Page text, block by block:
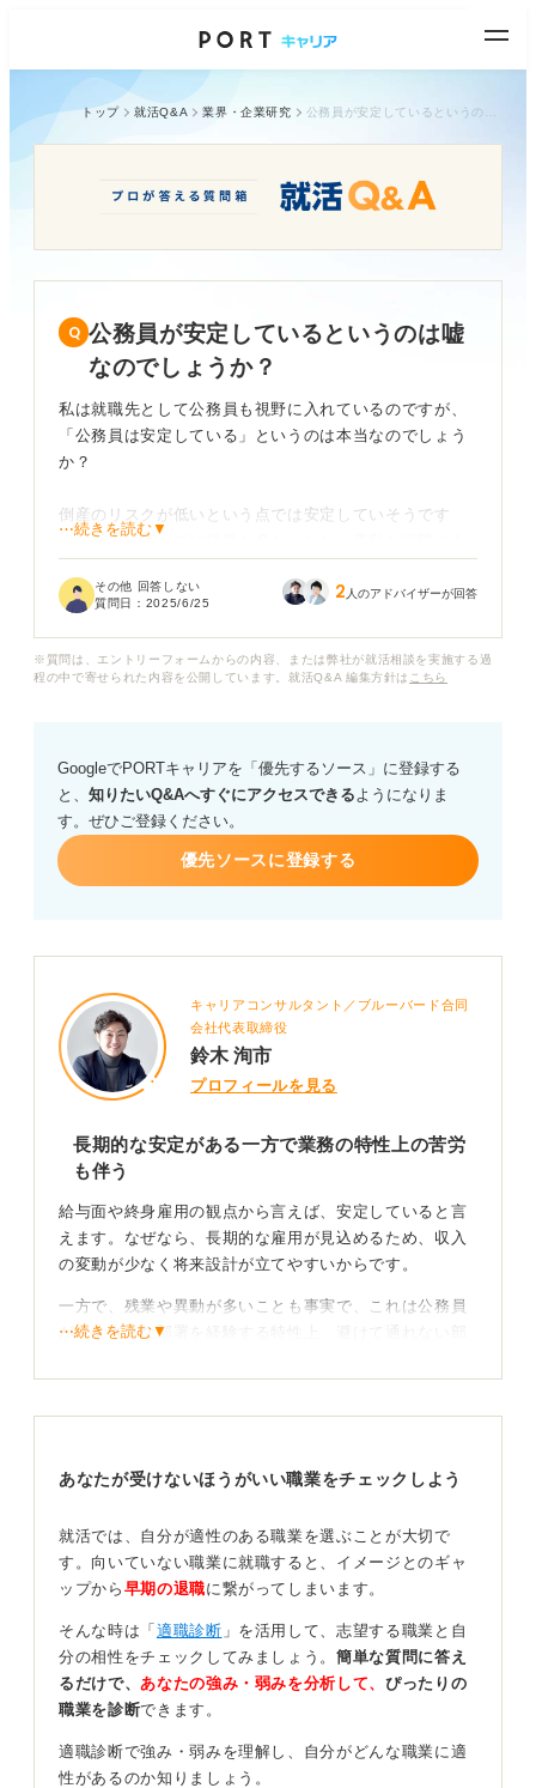
トップ 就活Q&A 業界・企業研究
公務員が安定しているというのは嘘
なのでしょうか？
私は就職先として公務員も視野に入れているのですが、
「公務員は安定している」というのは本当なのでしょう
か？
倒産のリスクが低いという点では安定していそうです
が、部署によっては残業が多かったり、異動が頻繁にあ
いるようにも思えます。
⋯続きを読む▼
その他 回答しない
質問日： 2025/6/25 2 人のアドバイザーが回答
※質問は、エントリーフォームからの内容、または弊社が就活相談を実施する過
程の中で寄せられた内容を公開しています。就活Q&A 編集方針は こちら
GoogleでPORTキャリアを「優先するソース」に登録する
と、 知りたいQ&Aへすぐにアクセスできるようになりま
す。ぜひご登録ください。
優先ソースに登録する
キャリアコンサルタント／ブルーバード合同
会社代表取締役
鈴木 洵市
プロフィールを見る
長期的な安定がある一方で業務の特性上の苦労
も伴う
給与面や終身雇用の観点から言えば、安定していると言
えます。なぜなら、長期的な雇用が見込めるため、収入
の変動が少なく将来設計が立てやすいからです。
一方で、残業や異動が多いことも事実で、これは公務員
がさまざまな部署を経験する特性上、避けて通れない部
め、残業が増えてしまうケースが多いのです。
そのため、質問者さんにとっての「安定」の定義を明確
にしてから職種を選ぶようにしてみてください。
対して一定のモチベーションで取り組める安定を求めて
世間で言われている「安定」に惑わされず、自分自身が
⋯続きを読む▼
あなたが受けないほうがいい職業をチェックしよう
就活では、自分が適性のある職業を選ぶことが大切で
す。向いていない職業に就職すると、イメージとのギャ
ップから 早期の退職に繋がってしまいます。
そんな時は「 適職診断 」を活用して、志望する職業と自
分の相性をチェックしてみましょう。簡単な質問に答え
るだけで、 あなたの強み・弱みを分析して、 ぴったりの
職業を診断できます。
適職診断で強み・弱みを理解し、自分がどんな職業に適
性があるのか知りましょう。